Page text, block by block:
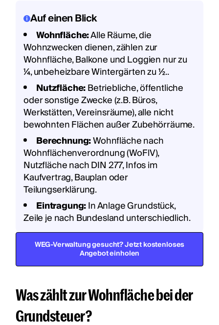
Auf einen Blick
Wohnfläche:Alle Räume, die
Wohnzwecken dienen, zählen zur
Wohnfläche, Balkone und Loggien nur zu
¼, unbeheizbare Wintergärten zu ½..
Nutzfläche:Betriebliche, öffentliche
oder sonstige Zwecke (z.B. Büros,
Werkstätten, Vereinsräume), alle nicht
bewohnten Flächen außer Zubehörräume.
Berechnung:Wohnfläche nach
Wohnflächenverordnung (WoFlV),
Nutzfläche nach DIN 277, Infos im
Kaufvertrag, Bauplan oder
Teilungserklärung.
Eintragung:In Anlage Grundstück,
Zeile je nach Bundesland unterschiedlich.
WEG-Verwaltung gesucht? Jetzt kostenloses
Angebot einholen
Was zählt zur Wohnfläche bei der
Grundsteuer?